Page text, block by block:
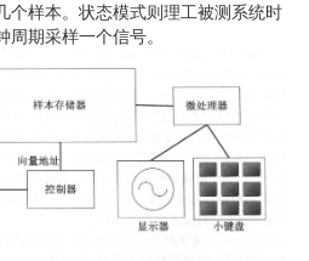
个样本。状态模式则理工被测系统时
期采样一个信号。